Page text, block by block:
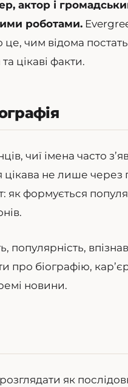
актор і
роботами.
це, чим відома
цікаві факти.
чиї імена часто
не лише через
формується
популярність,
про біографію,
новини.
як